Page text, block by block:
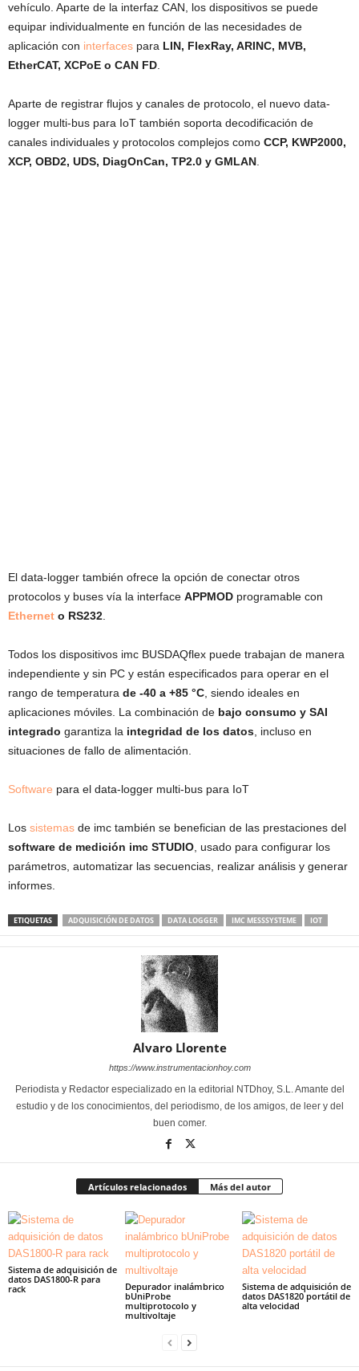
vehículo. Aparte de la interfaz CAN, los dispositivos se puede
equipar individualmente en función de las necesidades de
aplicación con interfaces para LIN, FlexRay, ARINC, MVB,
EtherCAT, XCPoE o CAN FD
Aparte de registrar flujos y canales de protocolo, el nuevo data-
logger multi-bus para IoT también soporta decodificación de
canales individuales y protocolos complejos como CCP, KWP2000,
XCP, OBD2, UDS, DiagOnCan, TP2.0 y GMLAN
El data-logger también ofrece la opción de conectar otros
protocolos y buses vía la interface APPMOD programable con
Ethernet o RS232
Todos los dispositivos imc BUSDAQflex puede trabajan de manera
independiente y sin PC y están especificados para operar en el
rango de temperatura de -40 a +85 °C , siendo ideales en
aplicaciones móviles. La combinación de bajo consumo y SAI
integrado garantiza la integridad de los datos , incluso en
situaciones de fallo de alimentación.
Software para el data-logger multi-bus para IoT
Los sistemas de imc también se benefician de las prestaciones del
software de medición imc STUDIO , usado para configurar los
parámetros, automatizar las secuencias, realizar análisis y generar
informes.
ETIQUETAS ADQUISICIÓN DE DATOS DATA LOGGER IMC MESSSYSTEME IOT
Alvaro Llorente
https://www.instrumentacionhoy.com
Periodista y Redactor especializado en la editorial NTDhoy, S.L. Amante del
estudio y de los conocimientos, del periodismo, de los amigos, de leer y del
buen comer.
Artículos relacionados Más del autor
Sistema de adquisición de
datos DAS1800-R para
rack
Depurador inalámbrico
bUniProbe
multiprotocolo y
multivoltaje
Sistema de adquisición de
datos DAS1820 portátil de
alta velocidad